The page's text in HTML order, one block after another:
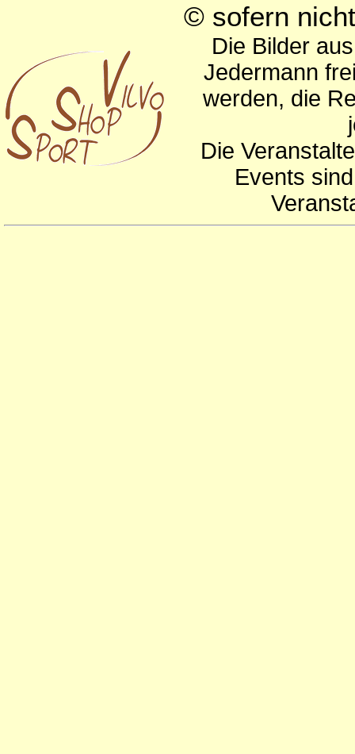
© sofern
Die Bilder
Jedermann
werden, die
Die
Events